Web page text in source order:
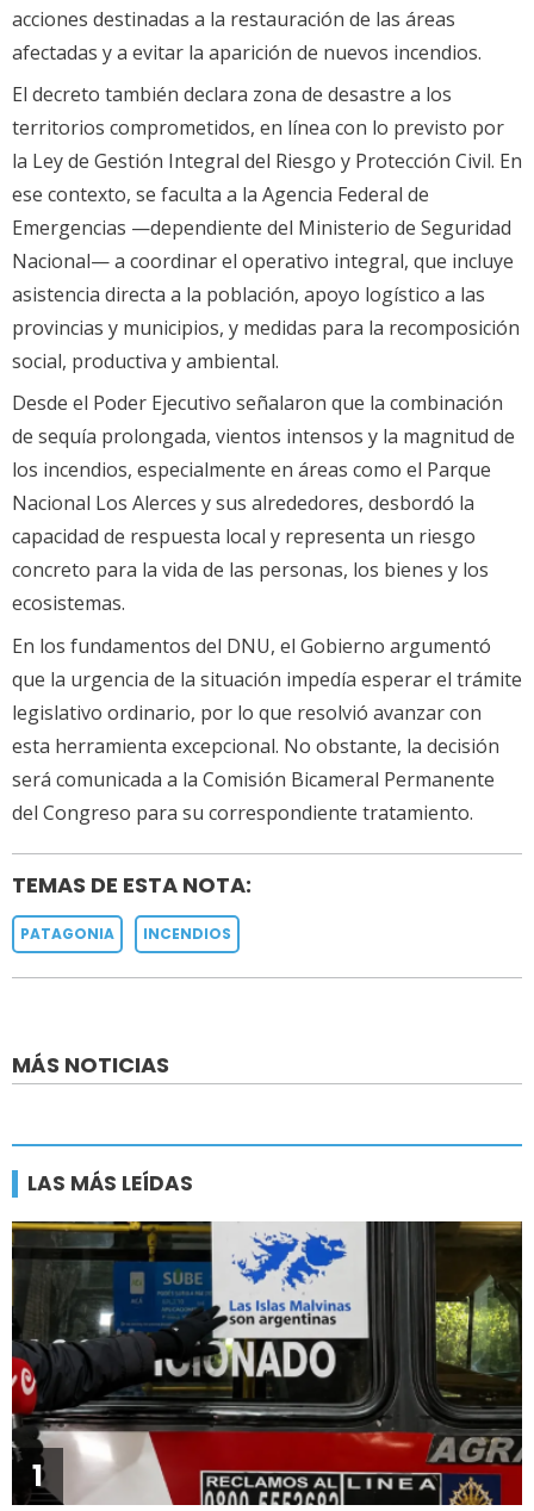
acciones destinadas a la restauración de las áreas
afectadas y a evitar la aparición de nuevos incendios.
El decreto también declara zona de desastre a los
territorios comprometidos, en línea con lo previsto por
la Ley de Gestión Integral del Riesgo y Protección Civil. En
ese contexto, se faculta a la Agencia Federal de
Emergencias —dependiente del Ministerio de Seguridad
Nacional— a coordinar el operativo integral, que incluye
asistencia directa a la población, apoyo logístico a las
provincias y municipios, y medidas para la recomposición
social, productiva y ambiental.
Desde el Poder Ejecutivo señalaron que la combinación
de sequía prolongada, vientos intensos y la magnitud de
los incendios, especialmente en áreas como el Parque
Nacional Los Alerces y sus alrededores, desbordó la
capacidad de respuesta local y representa un riesgo
concreto para la vida de las personas, los bienes y los
ecosistemas.
En los fundamentos del DNU, el Gobierno argumentó
que la urgencia de la situación impedía esperar el trámite
legislativo ordinario, por lo que resolvió avanzar con
esta herramienta excepcional. No obstante, la decisión
será comunicada a la Comisión Bicameral Permanente
del Congreso para su correspondiente tratamiento.
TEMAS DE ESTA NOTA:
PATAGONIA INCENDIOS
MÁS NOTICIAS
LAS MÁS LEÍDAS
1